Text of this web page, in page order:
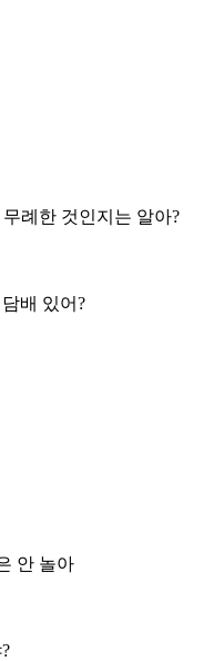
례한 것인지는 알아?
배 있어?
안 놀아